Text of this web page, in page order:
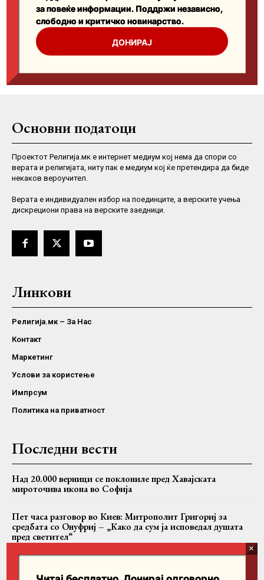
Основни податоци
Проектот Религија.мк е интернет медиум кој нема да спори со
верата и религијата, ниту пак е медиум кој ќе претендира да биде
некаков вероучител.
Верaта е индивидуален избор на поединците, а верските учења
дискрециони права на верските заедници.
Линкови
Религија.мк – За Нас
Контакт
Маркетинг
Услови за користење
Импрсум
Политика на приватност
Последни вести
Над 20.000 верници се поклониле пред Хавајската
мироточива икона во Софија
Пет часа разговор во Киев: Митрополит Григориј за
средбата со Онуфриј – „Како да сум ја исповедал душата
пред светител“
Петка“ во Црниче – Јове Јованов ракопроизведен за чтец